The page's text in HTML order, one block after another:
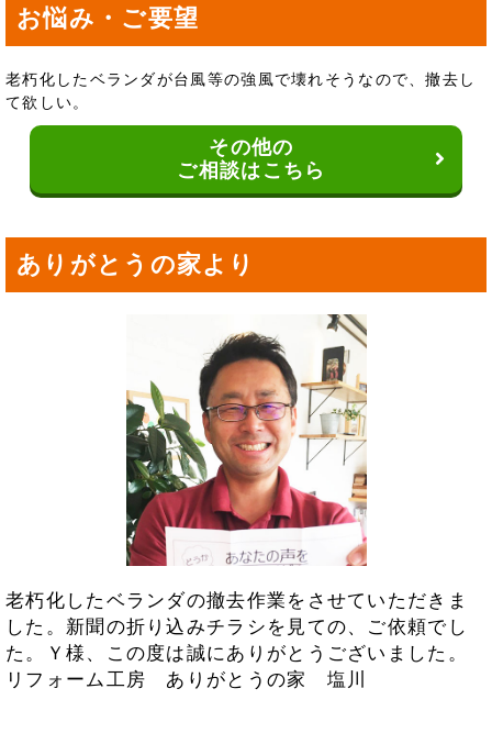
お悩み・ご要望
老朽化したベランダが台風等の強風で壊れそうなので、撤去し
て欲しい。
その他の
ご相談はこちら
ありがとうの家より
老朽化したベランダの撤去作業をさせていただきま
した。新聞の折り込みチラシを見ての、ご依頼でし
た。Ｙ様、この度は誠にありがとうございました。
リフォーム工房 ありがとうの家 塩川